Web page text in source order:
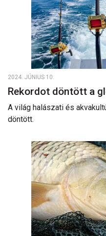
2024. JÚNIUS 10.
Rekordot döntött a
A világ halászati és
döntött.